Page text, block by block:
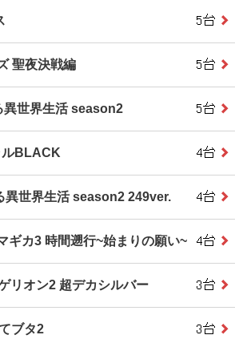
聖夜決戦編
異世界生活 season2
ルBLACK
異世界生活 season2 249ver.
ギカ3 時間遡行~始まりの願い~
リオン2 超デカシルバー
ブタ2